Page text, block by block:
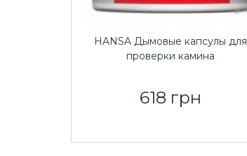
HANSA Дымовые капсулы для
проверки камина
618 грн